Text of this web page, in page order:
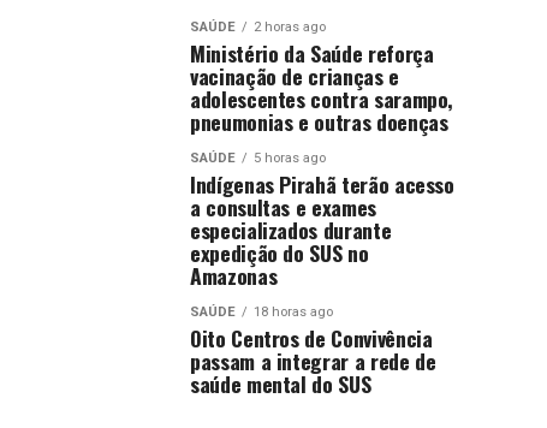
SAÚDE 2 horas ago
Ministério da Saúde reforça
vacinação de crianças e
adolescentes contra sarampo,
pneumonias e outras doenças
SAÚDE 5 horas ago
Indígenas Pirahã terão acesso
a consultas e exames
especializados durante
expedição do SUS no
Amazonas
SAÚDE 18 horas ago
Oito Centros de Convivência
passam a integrar a rede de
saúde mental do SUS